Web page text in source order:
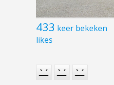
433 keer bekeken
likes